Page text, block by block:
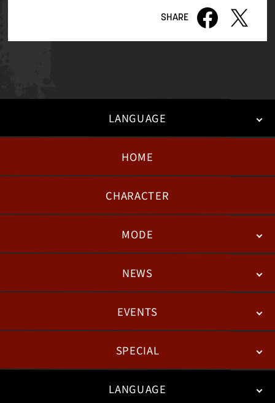
LANGUAGE
English
HOME
CHARACTER
MODE
BATTLENEWS
패치노트
EVENTS
ESPORTS
SPECIAL
WEB COMICS
LANGUAGE